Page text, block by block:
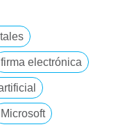
firma electrónica
Microsoft